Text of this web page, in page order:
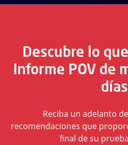
Descubre lo
Informe POV de
días
Reciba un adelanto
recomendaciones que
final de su